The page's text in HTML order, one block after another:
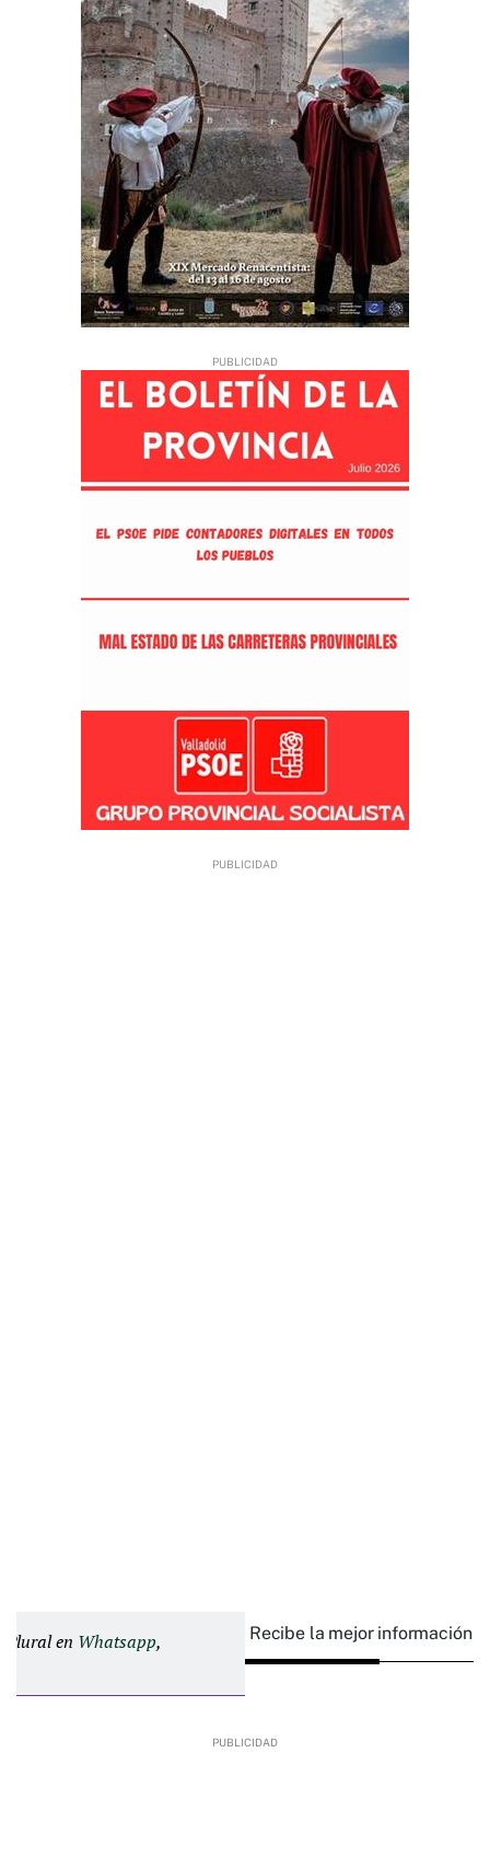
Plural en Whatsapp, Recibe la mejor información